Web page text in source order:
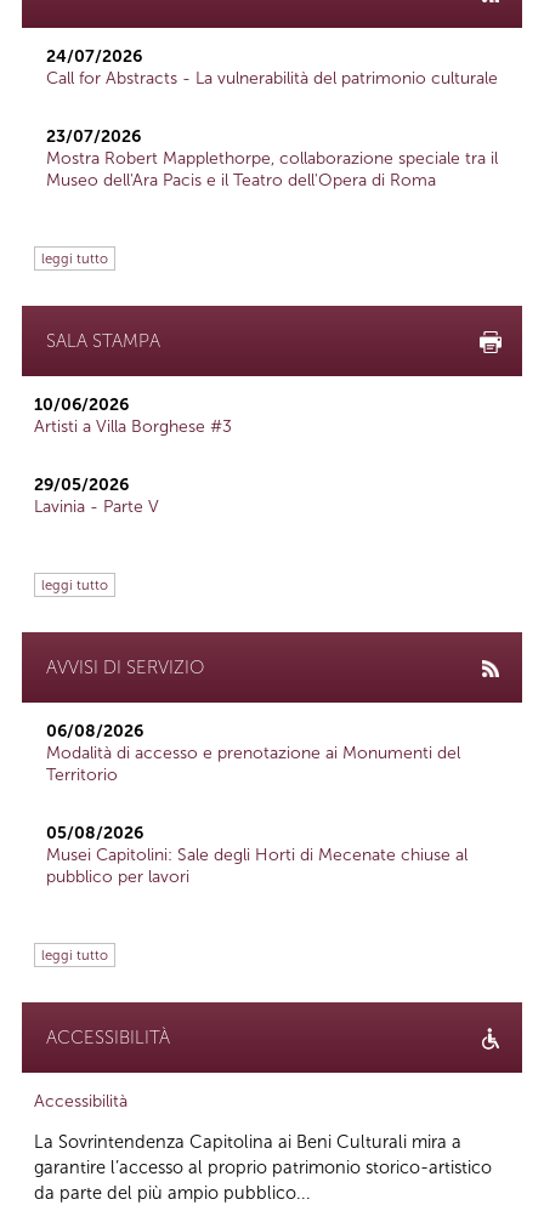
24/07/2026
Call for Abstracts - La vulnerabilità del patrimonio culturale
23/07/2026
Mostra Robert Mapplethorpe, collaborazione speciale tra il
Museo dell'Ara Pacis e il Teatro dell'Opera di Roma
leggi tutto
SALA STAMPA
10/06/2026
Artisti a Villa Borghese #3
29/05/2026
Lavinia - Parte V
leggi tutto
AVVISI DI SERVIZIO
06/08/2026
Modalità di accesso e prenotazione ai Monumenti del
Territorio
05/08/2026
Musei Capitolini: Sale degli Horti di Mecenate chiuse al
pubblico per lavori
leggi tutto
ACCESSIBILITÀ
Accessibilità
La Sovrintendenza Capitolina ai Beni Culturali mira a
garantire l’accesso al proprio patrimonio storico-artistico
da parte del più ampio pubblico...